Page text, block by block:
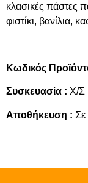
κλασικές πάστες
φιστίκι, βανίλια,
Κωδικός
Συσκευασία : Χ/Σ
Αποθήκευση : Σε